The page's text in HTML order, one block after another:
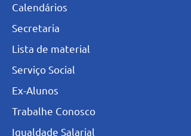
Calendários
Secretaria
L ista de material
Serviço Social
Ex-Alunos
Trabalhe Conosco
Igualdade Salarial